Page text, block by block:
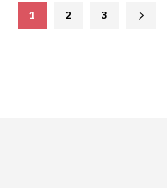
1 2 3